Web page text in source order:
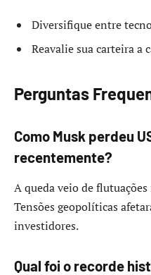
Diversifique entre
Reavalie sua carteira a
Perguntas
Como Musk perdeu
recentemente?
A queda veio de flutuações
Tensões geopolíticas
investidores.
Qual foi o recorde